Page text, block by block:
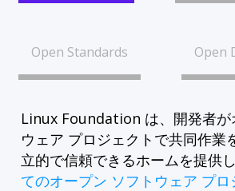
Open Standards Open
Linux Foundation は、開発者が
ウェア プロジェクトで共同作業
立的で信頼できるホームを提供し
てのオープン ソフトウェア プロ